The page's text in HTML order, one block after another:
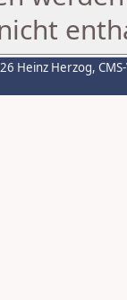
Heinz Herzog,